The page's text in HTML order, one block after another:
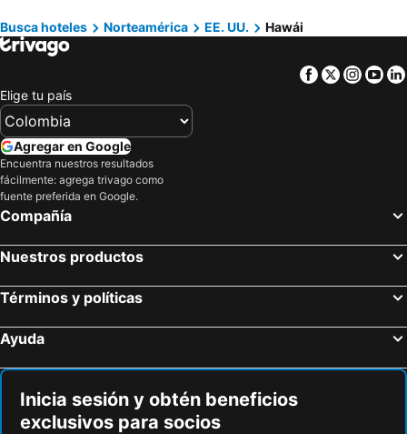
Hoteles en Florida
Hoteles en Eje Cafetero
Hoteles en Portugal
Hoteles en Hauula
Hoteles en Keaau
Hoteles en Pahoa
Hoteles en Hana
Hoteles en Waianae
Hoteles en Hawaii Kai
Busca hoteles Norteamérica EE. UU. Hawái
Facebook
Twitter
Elige tu país
Agregar en Google
Encuentra nuestros resultados
fácilmente: agrega trivago como
fuente preferida en Google.
Compañía
Nuestros productos
Términos y políticas
Ayuda
Inicia sesión y obtén beneficios
exclusivos para socios